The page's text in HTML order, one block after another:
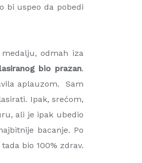
bi uspeo da pobedi
odmah iza
bio prazan.
aplauzom. Sam
Ipak, srećom,
ali je ipak ubedio
bacanje. Po
bio 100% zdrav.